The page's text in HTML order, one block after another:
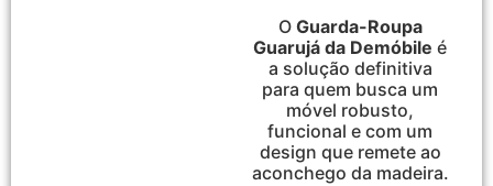
O Guarda-Roupa
Guarujá da Demóbile é
a solução definitiva
para quem busca um
móvel robusto,
funcional e com um
design que remete ao
aconchego da madeira.